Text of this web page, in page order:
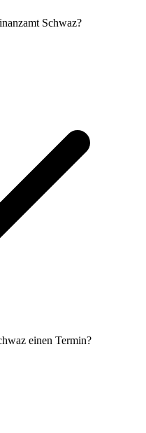
Schwaz?
einen Termin?